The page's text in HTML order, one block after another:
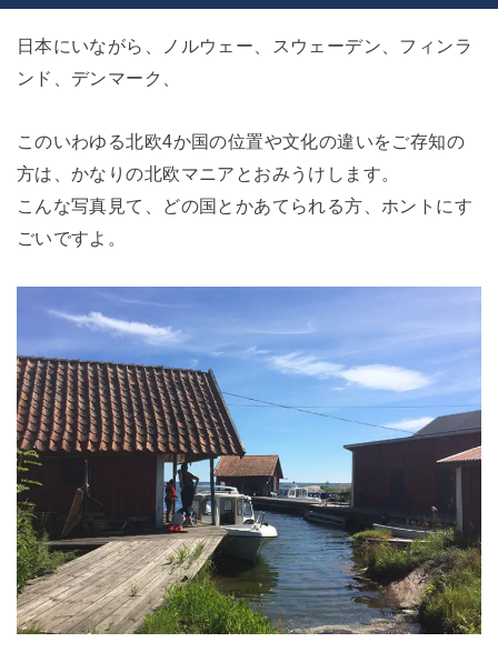
日本にいながら、ノルウェー、スウェーデン、フィンラ
ンド、デンマーク、
このいわゆる北欧4か国の位置や文化の違いをご存知の
方は、かなりの北欧マニアとおみうけします。
こんな写真見て、どの国とかあてられる方、ホントにす
ごいですよ。